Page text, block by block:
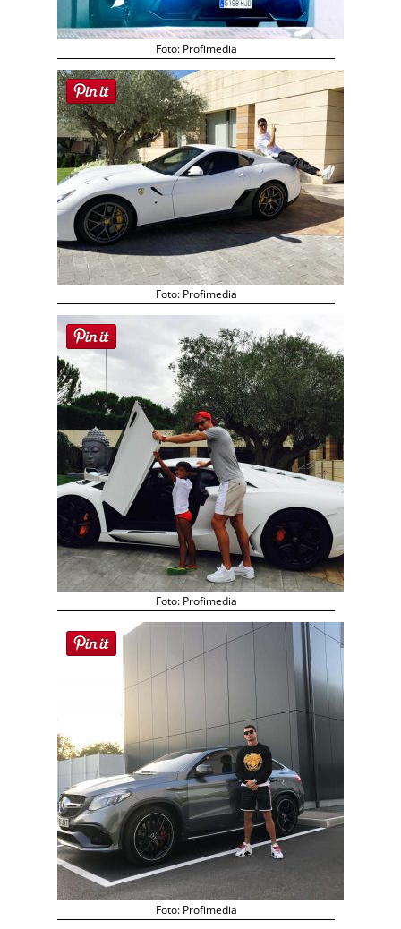
Foto: Profimedia
Foto: Profimedia
Foto: Profimedia
Foto: Profimedia